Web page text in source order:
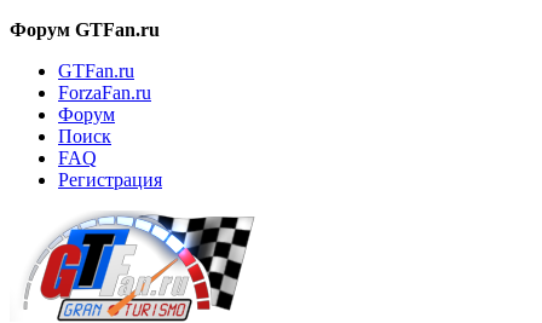
Форум GTFan.ru
GTFan.ru
ForzaFan.ru
Форум
Поиск
FAQ
Регистрация